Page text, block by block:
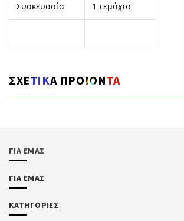
Συσκευασία 1 τεμάχιο
ΣΧΕΤΙΚΑ ΠΡΟΙΟΝΤΑ
ΓΙΑ ΕΜΑΣ
ΓΙΑ ΕΜΑΣ
ΚΑΤΗΓΟΡΙΕΣ